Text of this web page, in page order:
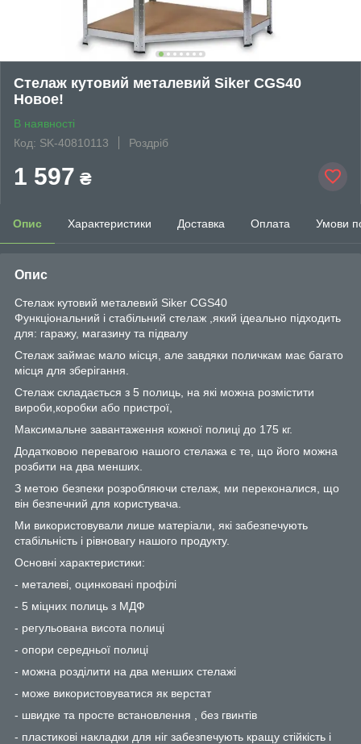
Стелаж кутовий металевий Siker CGS40
Новое!
В наявності
Код: SK-40810113
Роздріб
1 597 ₴
Опис Характеристики Доставка Оплата Умови
Опис
Стелаж кутовий металевий Siker CGS40
Функціональний і стабільний стелаж ,який ідеально підходить
для: гаражу, магазину та підвалу
Стелаж займає мало місця, але завдяки поличкам має багато
місця для зберігання.
Стелаж складається з 5 полиць, на які можна розмістити
вироби,коробки або пристрої,
Максимальне завантаження кожної полиці до 175 кг.
Додатковою перевагою нашого стелажа є те, що його можна
розбити на два менших.
З метою безпеки розробляючи стелаж, ми переконалися, що
він безпечний для користувача.
Ми використовували лише матеріали, які забезпечують
стабільність і рівновагу нашого продукту.
Основні характеристики:
- металеві, оцинковані профілі
- 5 міцних полиць з МДФ
- регульована висота полиці
- опори середньої полиці
- можна розділити на два менших стелажі
- може використовуватися як верстат
- швидке та просте встановлення , без гвинтів
- пластикові накладки для ніг забезпечують кращу стійкість і